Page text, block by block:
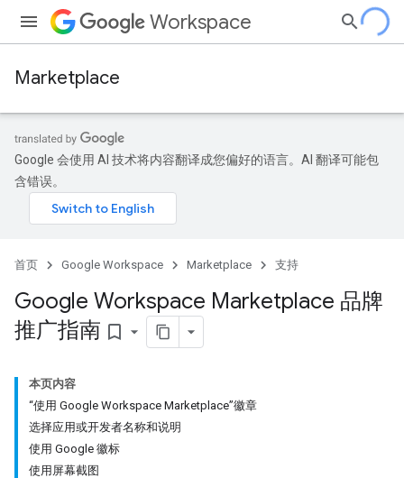
Workspace
Marketplace
Google 会使用 AI 技术将内容翻译成您偏好的语言。AI 翻译可能包
含错误。
首页 Google Workspace Marketplace 支持
Google Workspace Marketplace 品牌
推广指南 bookmark_border
本页内容
“使用 Google Workspace Marketplace”徽章
选择应用或开发者名称和说明
使用 Google 徽标
使用屏幕截图